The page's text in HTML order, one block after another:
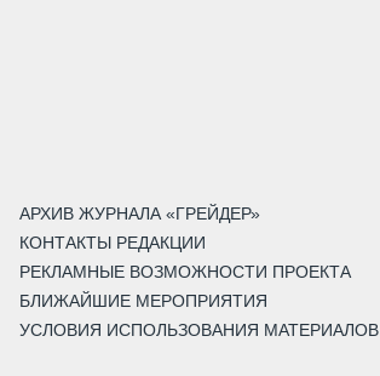
АРХИВ ЖУРНАЛА «ГРЕЙДЕР»
КОНТАКТЫ РЕДАКЦИИ
РЕКЛАМНЫЕ ВОЗМОЖНОСТИ ПРОЕКТА
БЛИЖАЙШИЕ МЕРОПРИЯТИЯ
УСЛОВИЯ ИСПОЛЬЗОВАНИЯ МАТЕРИАЛОВ